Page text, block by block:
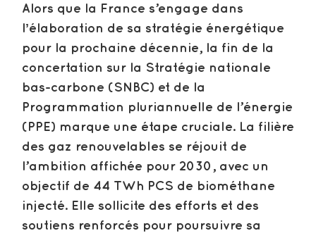
Alors que la France s’engage dans
lʼélaboration de sa stratégie énergétique
pour la prochaine décennie, la fin de la
concertation sur la Stratégie nationale
bas-carbone (SNBC) et de la
Programmation pluriannuelle de l’énergie
(PPE) marque une étape cruciale. La filière
des gaz renouvelables se réjouit de
l’ambition affichée pour 2030, avec un
objectif de 44 TWh PCS de biométhane
injecté. Elle sollicite des efforts et des
soutiens renforcés pour poursuivre sa